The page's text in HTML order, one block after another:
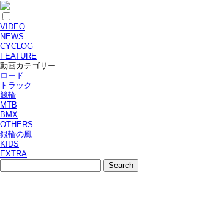
VIDEO
NEWS
CYCLOG
FEATURE
動画カテゴリー
ロード
トラック
競輪
MTB
BMX
OTHERS
銀輪の風
KIDS
EXTRA